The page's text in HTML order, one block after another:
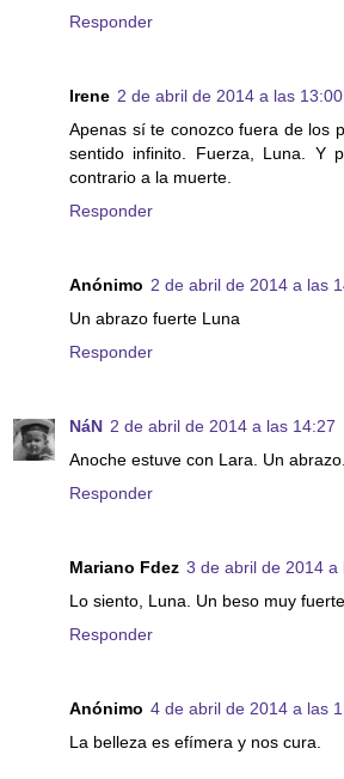
Responder
Irene 2 de abril de 2014 a las 13:00
Apenas sí te conozco fuera de los
sentido infinito. Fuerza, Luna. Y
contrario a la muerte.
Responder
Anónimo 2 de abril de 2014 a las
Un abrazo fuerte Luna
Responder
NáN 2 de abril de 2014 a las 14:27
Anoche estuve con Lara. Un abrazo.
Responder
Mariano Fdez 3 de abril de 2014 a
Lo siento, Luna. Un beso muy fuerte.
Responder
Anónimo 4 de abril de 2014 a las
La belleza es efímera y nos cura.